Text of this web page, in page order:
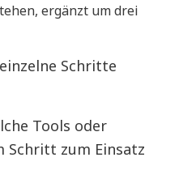
ergänzt um drei
Schritte
Tools oder
Schritt zum Einsatz